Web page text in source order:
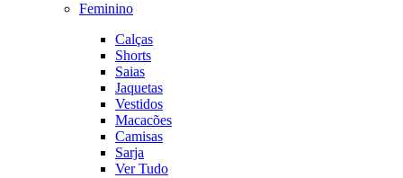
Feminino
Calças
Shorts
Saias
Jaquetas
Vestidos
Macacões
Camisas
Sarja
Ver Tudo